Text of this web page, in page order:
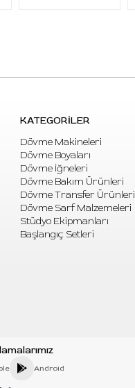
KATEGORİLER
Dövme Makineleri
Dövme Boyaları
Dövme İğneleri
Dövme Bakım Ürünleri
Dövme Transfer Ürünleri
Dövme Sarf Malzemeleri
Stüdyo Ekipmanları
Başlangıç Setleri
Android